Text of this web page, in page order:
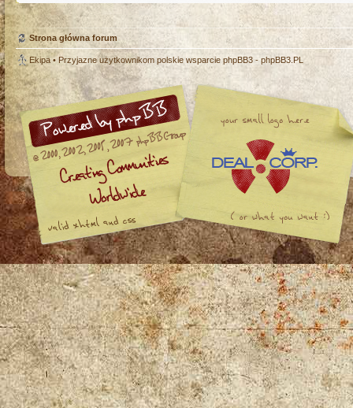
Strona główna forum
Ekipa• Przyjazne użytkownikom polskie wsparcie phpBB3 - phpBB3.PL